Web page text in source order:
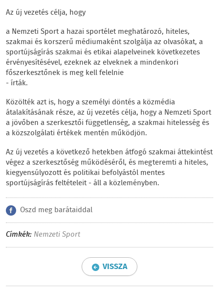
Az új vezetés célja, hogy
a Nemzeti Sport a hazai sportélet meghatározó, hiteles,
szakmai és korszerű médiumaként szolgálja az olvasókat, a
sportújságírás szakmai és etikai alapelveinek következetes
érvényesítésével, ezeknek az elveknek a mindenkori
főszerkesztőnek is meg kell felelnie
- írták.
Közölték azt is, hogy a személyi döntés a közmédia
átalakításának része, az új vezetés célja, hogy a Nemzeti Sport
a jövőben a szerkesztői függetlenség, a szakmai hitelesség és
a közszolgálati értékek mentén működjön.
Az új vezetés a következő hetekben átfogó szakmai áttekintést
végez a szerkesztőség működéséről, és megteremti a hiteles,
kiegyensúlyozott és politikai befolyástól mentes
sportújságírás feltételeit - áll a közleményben.
Oszd meg barátaiddal
Címkék: Nemzeti Sport
VISSZA